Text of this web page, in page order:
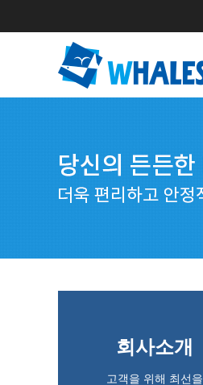
회사소개
고객을 위해 최선을